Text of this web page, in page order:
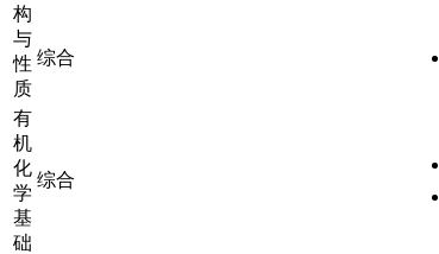
构
与
性
质
综合
有
机
化
学
基
础
综合